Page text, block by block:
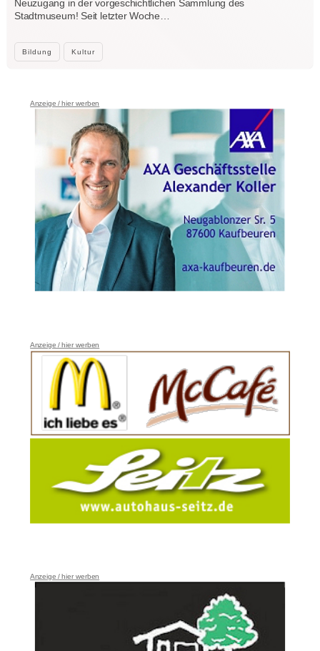
Bildung Kultur
Neuzugang in der vorgeschichtlichen Sammlung des
Stadtmuseum! Seit letzter Woche…
Anzeige / hier werben
Anzeige / hier werben
Anzeige / hier werben